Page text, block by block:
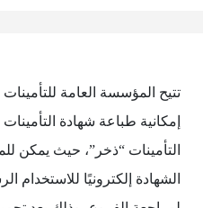
تتيح المؤسسة العامة
إمكانية طباعة شهادة
التأمينات “ذخر”، حيث يمكن
الشهادة إلكترونيًا